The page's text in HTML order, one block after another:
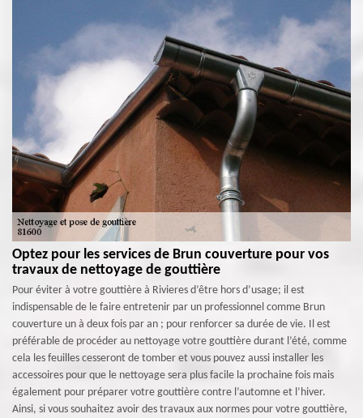
Optez pour les services de Brun couverture pour vos
travaux de nettoyage de gouttière
Pour éviter à votre gouttière à Rivieres d’être hors d’usage; il est
indispensable de le faire entretenir par un professionnel comme Brun
couverture un à deux fois par an ; pour renforcer sa durée de vie. Il est
préférable de procéder au nettoyage votre gouttière durant l’été, comme
cela les feuilles cesseront de tomber et vous pouvez aussi installer les
accessoires pour que le nettoyage sera plus facile la prochaine fois mais
également pour préparer votre gouttière contre l’automne et l’hiver.
Ainsi, si vous souhaitez avoir des travaux aux normes pour votre gouttière,